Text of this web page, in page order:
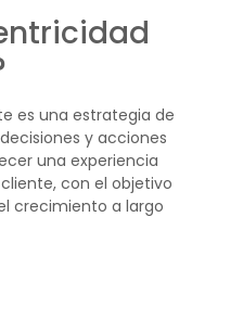
es una estrategia de
y acciones
una experiencia
con el objetivo
crecimiento a largo